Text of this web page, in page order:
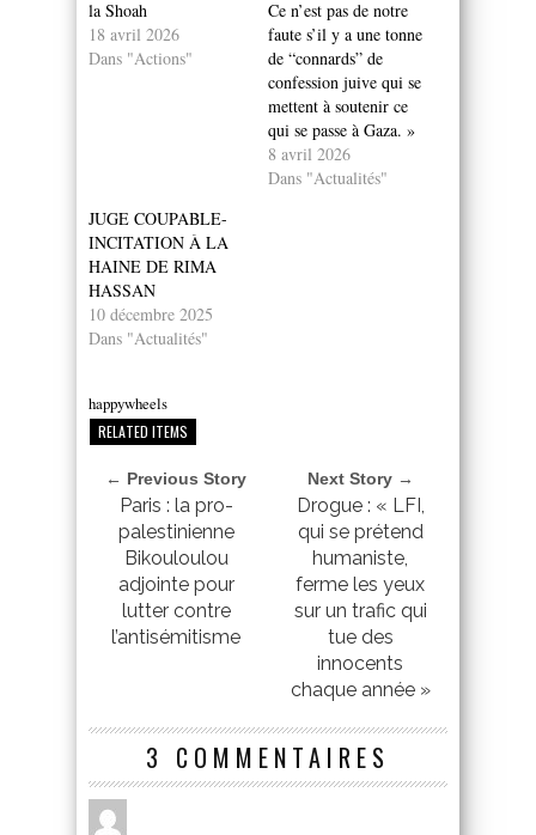
la Shoah
18 avril 2026
Dans "Actions"
Ce n’est pas de notre
faute s’il y a une tonne
de “connards” de
confession juive qui se
mettent à soutenir ce
qui se passe à Gaza. »
8 avril 2026
Dans "Actualités"
JUGE COUPABLE-
INCITATION À LA
HAINE DE RIMA
HASSAN
10 décembre 2025
Dans "Actualités"
happywheels
RELATED ITEMS
← Previous Story
Paris : la pro-
palestinienne
Bikouloulou
adjointe pour
lutter contre
l’antisémitisme
Next Story →
Drogue : « LFI,
qui se prétend
humaniste,
ferme les yeux
sur un trafic qui
tue des
innocents
chaque année »
3 COMMENTAIRES